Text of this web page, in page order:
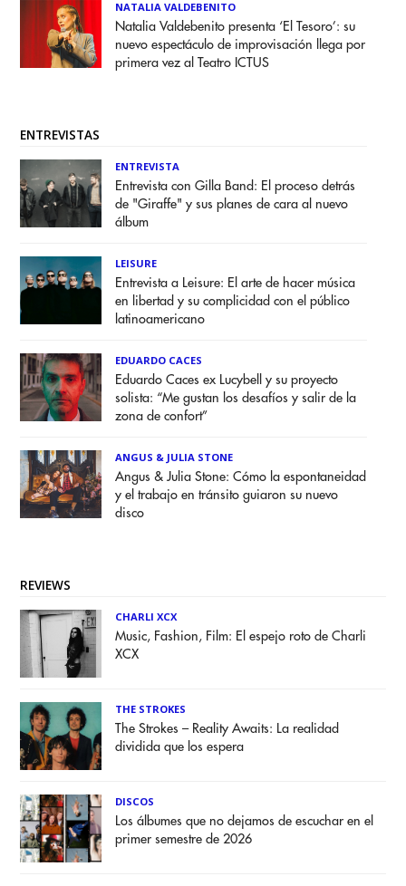
NATALIA VALDEBENITO
Natalia Valdebenito presenta ‘El Tesoro’: su
nuevo espectáculo de improvisación llega por
primera vez al Teatro ICTUS
ENTREVISTAS
ENTREVISTA
Entrevista con Gilla Band: El proceso detrás
de "Giraffe" y sus planes de cara al nuevo
álbum
LEISURE
Entrevista a Leisure: El arte de hacer música
en libertad y su complicidad con el público
latinoamericano
EDUARDO CACES
Eduardo Caces ex Lucybell y su proyecto
solista: “Me gustan los desafíos y salir de la
zona de confort”
ANGUS & JULIA STONE
Angus & Julia Stone: Cómo la espontaneidad
y el trabajo en tránsito guiaron su nuevo
disco
REVIEWS
CHARLI XCX
Music, Fashion, Film: El espejo roto de Charli
XCX
THE STROKES
The Strokes – Reality Awaits: La realidad
dividida que los espera
DISCOS
Los álbumes que no dejamos de escuchar en el
primer semestre de 2026